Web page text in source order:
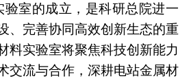
验室的成立，是科研总院进一
、完善协同高效创新生态的重
料实验室将聚焦科技创新能力
交流与合作，深耕电站金属材